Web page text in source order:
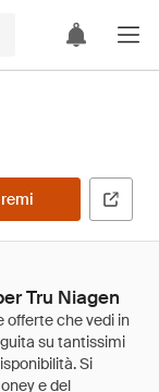
Tru Niagen